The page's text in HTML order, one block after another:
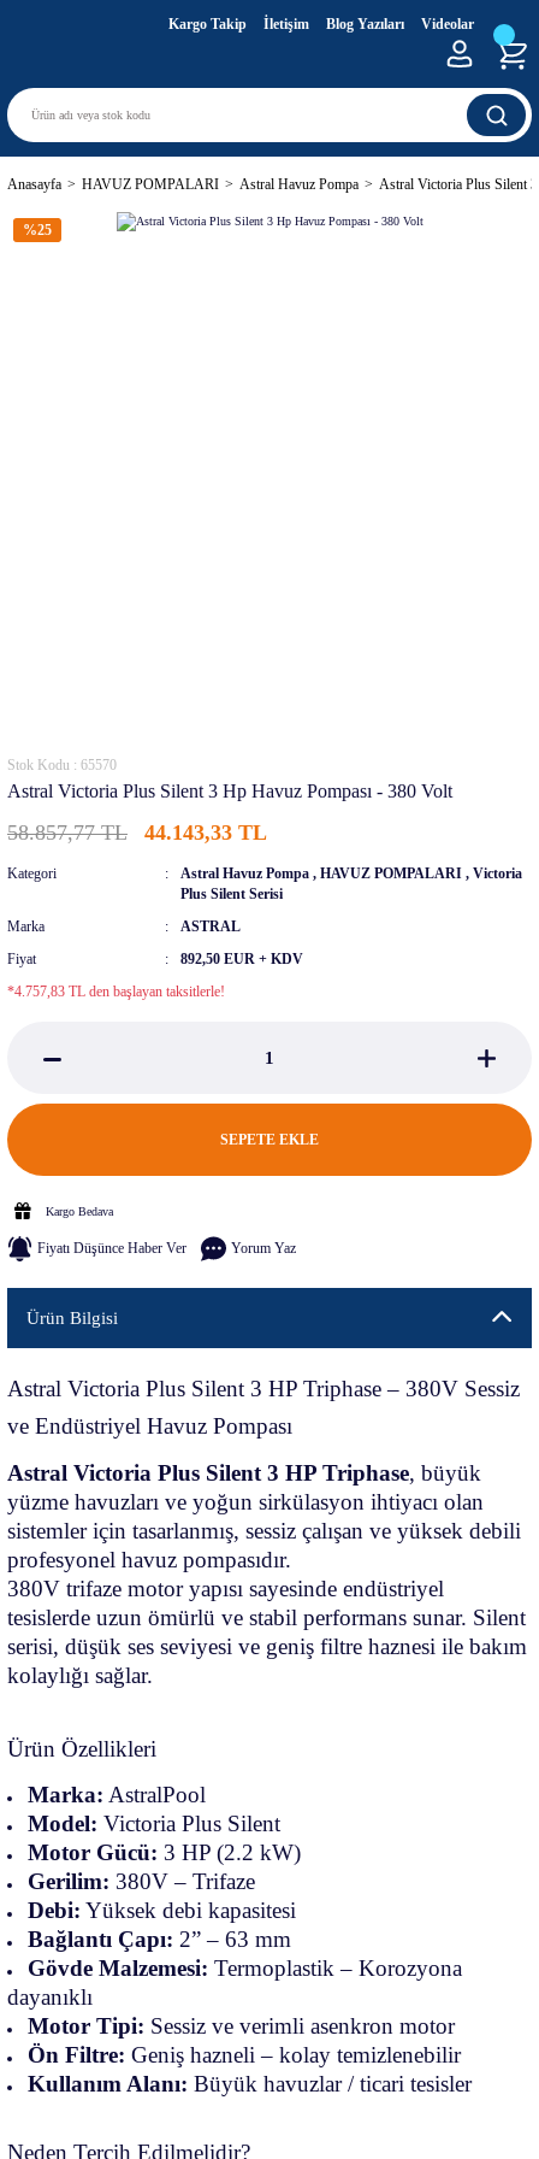
Kargo Takip İletişim Blog Yazıları Videolar
Anasayfa HAVUZ POMPALARI Astral Havuz Pompa Astral Victoria Plus Silent
%25
Stok Kodu : 65570
Astral Victoria Plus Silent 3 Hp Havuz Pompası - 380 Volt
58.857,77 TL 44.143,33 TL
Kategori Astral Havuz Pompa , HAVUZ POMPALARI , Victoria
Plus Silent Serisi
Marka
ASTRAL
Fiyat
892,50 EUR + KDV
*4.757,83 TL den başlayan taksitlerle!
SEPETE EKLE
Kargo Bedava
Fiyatı Düşünce Haber Ver Yorum Yaz
Ürün Bilgisi
Astral Victoria Plus Silent 3 HP Triphase – 380V Sessiz
ve Endüstriyel Havuz Pompası
Astral Victoria Plus Silent 3 HP Triphase, büyük
yüzme havuzları ve yoğun sirkülasyon ihtiyacı olan
sistemler için tasarlanmış, sessiz çalışan ve yüksek debili
profesyonel havuz pompasıdır.
380V trifaze motor yapısı sayesinde endüstriyel
tesislerde uzun ömürlü ve stabil performans sunar. Silent
serisi, düşük ses seviyesi ve geniş filtre haznesi ile bakım
kolaylığı sağlar.
Ürün Özellikleri
Marka: AstralPool
Model: Victoria Plus Silent
Motor Gücü: 3 HP (2.2 kW)
Gerilim: 380V – Trifaze
Debi: Yüksek debi kapasitesi
Bağlantı Çapı: 2” – 63 mm
Gövde Malzemesi: Termoplastik – Korozyona
dayanıklı
Motor Tipi: Sessiz ve verimli asenkron motor
Ön Filtre: Geniş hazneli – kolay temizlenebilir
Kullanım Alanı: Büyük havuzlar / ticari tesisler
Neden Tercih Edilmelidir?